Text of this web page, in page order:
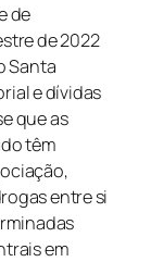
de
de 2022
Santa
e dívidas
que as
têm
entre si
em